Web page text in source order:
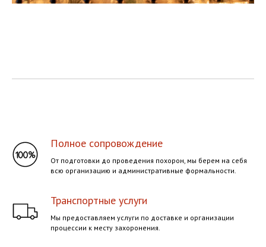
Полное сопровождение
От подготовки до проведения похорон, мы берем на себя
всю организацию и административные формальности.
Транспортные услуги
Мы предоставляем услуги по доставке и организации
процессии к месту захоронения.